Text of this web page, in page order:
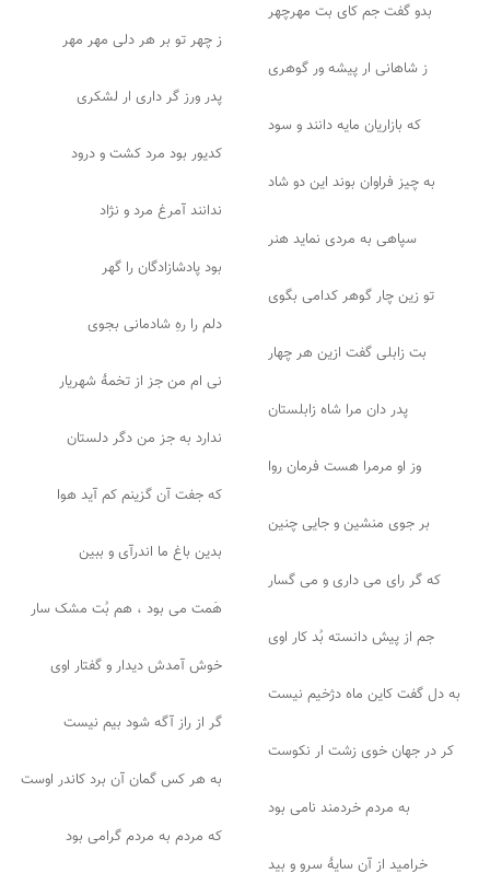
بدو گفت جم کای بت مهرچهر
ز چهر تو بر هر دلی مهر مهر
ز شاهانی ار پیشه ور گوهری
پدر ورز گر داری ار لشکری
که بازاریان مایه دانند و سود
کدیور بود مرد کشت و درود
به چیز فراوان بوند این دو شاد
ندانند آمرغ مرد و نژاد
سپاهی به مردی نماید هنر
بود پادشازادگان را گهر
تو زین چار گوهر کدامی بگوی
دلم را رهِ شادمانی بجوی
بت زابلی گفت ازین هر چهار
نی ام من جز از تخمهٔ شهریار
پدر دان مرا شاه زابلستان
ندارد به جز من دگر دلستان
وز او مرمرا هست فرمان روا
که جفت آن گزینم کم آید هوا
بر جوی منشین و جایی چنین
بدین باغ ما اندرآی و ببین
که گر رای می داری و می گسار
هَمت می بود ، هم بُت مشک سار
جم از پیش دانسته بُد کار اوی
خوش آمدش دیدار و گفتار اوی
به دل گفت کاین ماه دژخیم نیست
گر از راز آگه شود بیم نیست
کر در جهان خوی زشت ار نکوست
به هر کس گمان آن برد کاندر اوست
به مردم خردمند نامی بود
که مردم به مردم گرامی بود
خرامید از آن سایهٔ سرو و بید